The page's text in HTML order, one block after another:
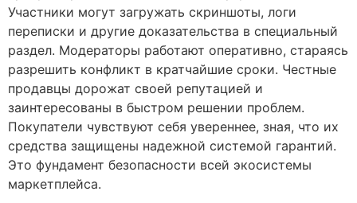
Участники могут загружать скриншоты, логи
переписки и другие доказательства в специальный
раздел. Модераторы работают оперативно, стараясь
разрешить конфликт в кратчайшие сроки. Честные
продавцы дорожат своей репутацией и
заинтересованы в быстром решении проблем.
Покупатели чувствуют себя увереннее, зная, что их
средства защищены надежной системой гарантий.
Это фундамент безопасности всей экосистемы
маркетплейса.